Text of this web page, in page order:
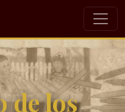
de los